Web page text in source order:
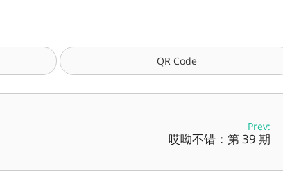
QR Code
Prev:
哎呦不错：第 39 期